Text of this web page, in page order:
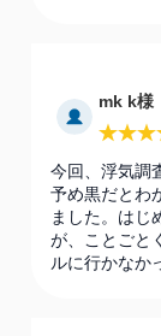
mk k様
今回、浮気調
予め黒だとわ
ました。はじ
が、ことごと
ルに行かなか